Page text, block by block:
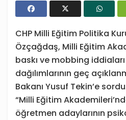
CHP Milli Eğitim Politika
Özçağdaş, Milli Eğitim
baskı ve mobbing
dağılımlarının geç
Bakanı Yusuf Tekin’e
“Milli Eğitim
öğretmen adaylarının